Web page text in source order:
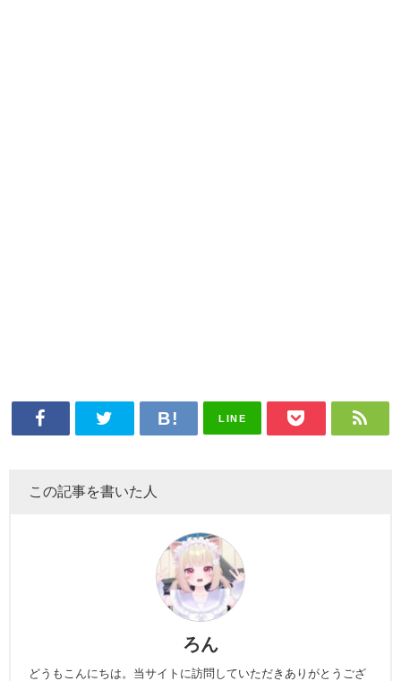
LINE
この記事を書いた人
ろん
どうもこんにちは。当サイトに訪問していただきありがとうござ